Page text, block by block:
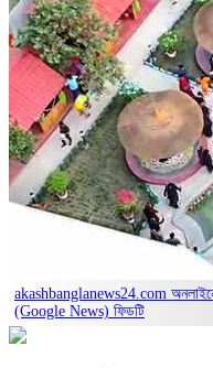
akashbanglanews24.com
(Google News) ফিডটি